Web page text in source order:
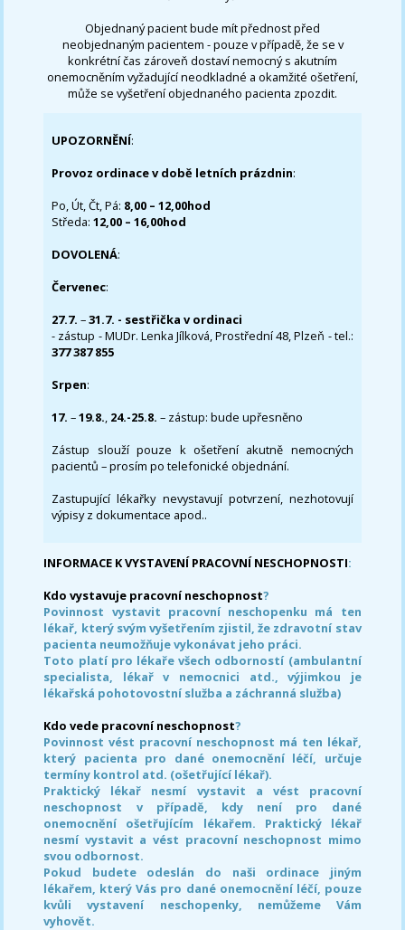
Objednaný pacient bude mít přednost před
neobjednaným pacientem - pouze v případě, že se v
konkrétní čas zároveň dostaví nemocný s akutním
onemocněním vyžadující neodkladné a okamžité ošetření,
může se vyšetření objednaného pacienta zpozdit.
UPOZORNĚNÍ:
Provoz ordinace v době letních prázdnin:
Po, Út, Čt, Pá: 8,00 – 12,00hod
Středa:12,00 – 16,00hod
DOVOLENÁ:
Červenec:
27.7.–31.7. - sestřička v ordinaci
- zástup - MUDr. Lenka Jílková, Prostřední 48, Plzeň - tel.:
377 387 855
Srpen:
17. –19.8., 24.-25.8. – zástup: bude upřesněno
Zástup slouží pouze k ošetření akutně nemocných
pacientů – prosím po telefonické objednání.
Zastupující lékařky nevystavují potvrzení, nezhotovují
výpisy z dokumentace apod..
INFORMACE K VYSTAVENÍ PRACOVNÍ NESCHOPNOSTI:
Kdo vystavuje pracovní neschopnost?
Povinnost vystavit pracovní neschopenku má ten
lékař, který svým vyšetřením zjistil, že zdravotní stav
pacienta neumožňuje vykonávat jeho práci.
Toto platí pro lékaře všech odborností (ambulantní
specialista, lékař v nemocnici atd., výjimkou je
lékařská pohotovostní služba a záchranná služba)
Kdo vede pracovní neschopnost?
Povinnost vést pracovní neschopnost má ten lékař,
který pacienta pro dané onemocnění léčí, určuje
termíny kontrol atd. (ošetřující lékař).
Praktický lékař nesmí vystavit a vést pracovní
neschopnost v případě, kdy není pro dané
onemocnění ošetřujícím lékařem. Praktický lékař
nesmí vystavit a vést pracovní neschopnost mimo
svou odbornost.
Pokud budete odeslán do naši ordinace jiným
lékařem, který Vás pro dané onemocnění léčí, pouze
kvůli vystavení neschopenky, nemůžeme Vám
vyhovět.